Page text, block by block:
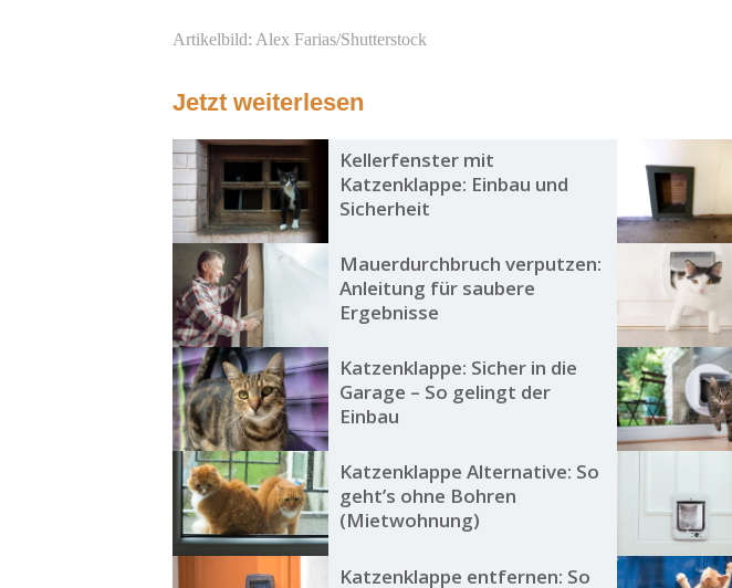
Artikelbild: Alex Farias/Shutterstock
Jetzt weiterlesen
Kellerfenster mit
Katzenklappe: Einbau und
Sicherheit
Mauerdurchbruch verputzen:
Anleitung für saubere
Ergebnisse
Katzenklappe: Sicher in die
Garage – So gelingt der
Einbau
Katzenklappe Alternative: So
geht’s ohne Bohren
(Mietwohnung)
Katzenklappe entfernen: So